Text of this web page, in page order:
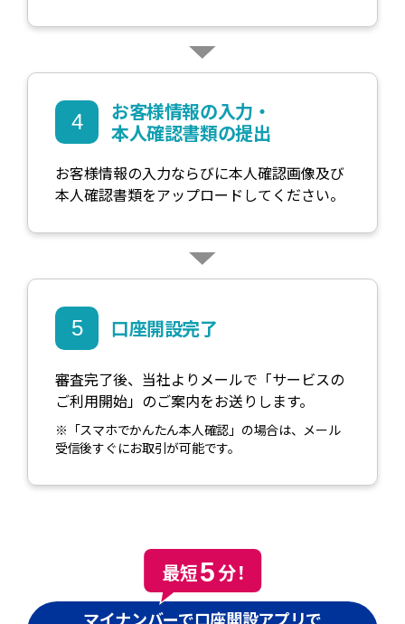
4
お客様情報の入力・
本人確認書類の提出
お客様情報の入力ならびに本人確認画像及び
本人確認書類をアップロードしてください。
5 口座開設完了
審査完了後、当社よりメールで「サービスの
ご利用開始」のご案内をお送りします。
※「スマホでかんたん本人確認」の場合は、メール
受信後すぐにお取引が可能です。
最短5分！
マイナンバーで口座開設アプリで